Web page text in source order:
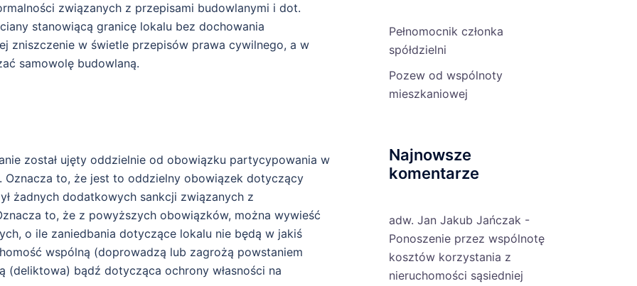
związanych z przepisami budowlanymi i dot.
stanowiącą granicę lokalu bez dochowania
zniszczenie w świetle przepisów prawa cywilnego, a w
samowolę budowlaną.
został ujęty oddzielnie od obowiązku partycypowania w
to, że jest to oddzielny obowiązek dotyczący
żadnych dodatkowych sankcji związanych z
to, że z powyższych obowiązków, można wywieść
o ile zaniedbania dotyczące lokalu nie będą w jakiś
wspólną (doprowadzą lub zagrożą powstaniem
bądź dotycząca ochrony własności na
Pełnomocnik członka
spółdzielni
Pozew od wspólnoty
mieszkaniowej
Najnowsze
komentarze
adw. Jan Jakub Jańczak -
Ponoszenie przez wspólnotę
kosztów korzystania z
nieruchomości sąsiedniej